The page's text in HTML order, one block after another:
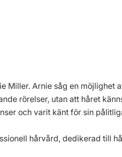
Miller. Arnie såg en
rörelser, utan att håret
och varit känt för sin
hårvård, dedikerad till